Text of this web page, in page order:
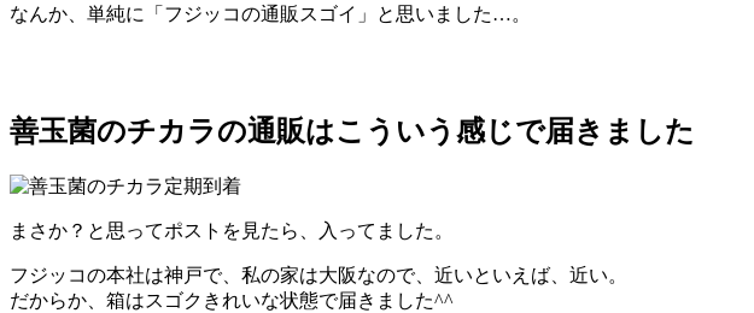
なんか、単純に「フジッコの通販スゴイ」と思いました…。
善玉菌のチカラの通販はこういう感じで届きました
まさか？と思ってポストを見たら、入ってました。
フジッコの本社は神戸で、私の家は大阪なので、近いといえば、近い。
だからか、箱はスゴクきれいな状態で届きました^^